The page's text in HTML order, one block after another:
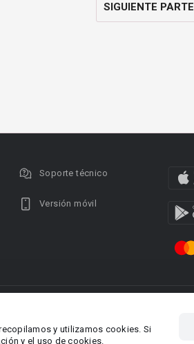
SIGUIENTE PARTE
y utilizamos cookies. Si
y el uso de cookies.
Soporte técnico
Versión móvil
Área RR.PP.: pr@booknet.com